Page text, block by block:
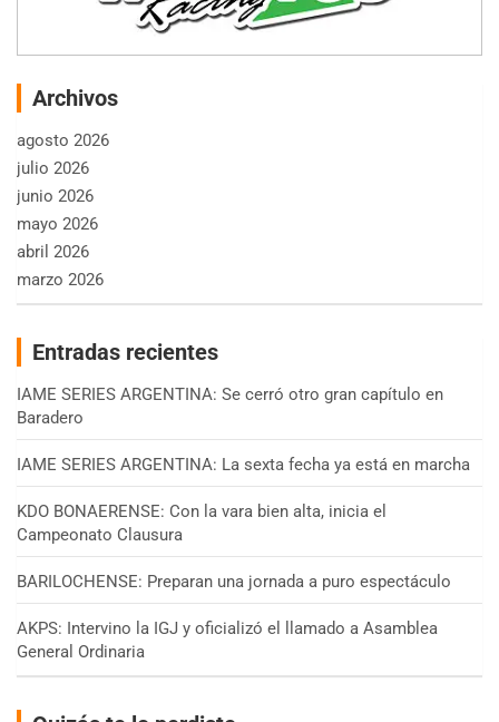
Archivos
agosto 2026
julio 2026
junio 2026
mayo 2026
abril 2026
marzo 2026
Entradas recientes
IAME SERIES ARGENTINA: Se cerró otro gran capítulo en
Baradero
IAME SERIES ARGENTINA: La sexta fecha ya está en marcha
KDO BONAERENSE: Con la vara bien alta, inicia el
Campeonato Clausura
BARILOCHENSE: Preparan una jornada a puro espectáculo
AKPS: Intervino la IGJ y oficializó el llamado a Asamblea
General Ordinaria